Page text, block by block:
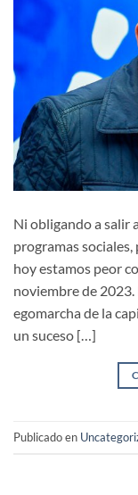
Ni obligando a salir
programas
hoy estamos peor
noviembre de
egomarcha de la
un suceso […]
Publicado en